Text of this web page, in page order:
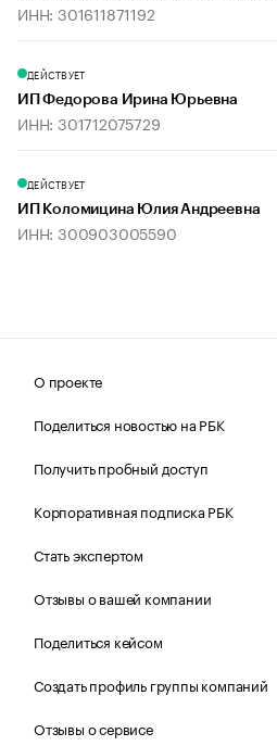
ИНН: 301611871192
ДЕЙСТВУЕТ
ИП Федорова Ирина Юрьевна
ИНН: 301712075729
ДЕЙСТВУЕТ
ИП Коломицина Юлия Андреевна
ИНН: 300903005590
О проекте
Поделиться новостью на РБК
Получить пробный доступ
Корпоративная подписка РБК
Стать экспертом
Отзывы о вашей компании
Поделиться кейсом
Создать профиль группы компаний
Отзывы о сервисе